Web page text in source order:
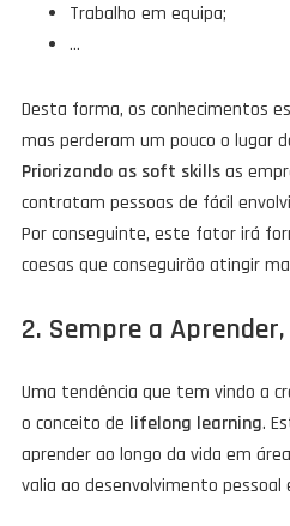
Trabalho em equipa;
…
Desta forma, os conhecimentos
mas perderam um pouco o lugar
Priorizando as soft skillsas
contratam pessoas de fácil
Por conseguinte, este fator irá
coesas que conseguirão atingir
2. Sempre a
Uma tendência que tem vindo a
o conceito de lifelong learning.
aprender ao longo da vida em
valia ao desenvolvimento pessoal